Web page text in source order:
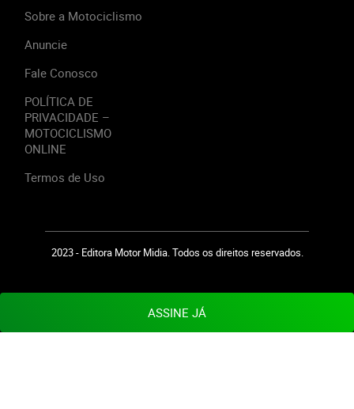
Sobre a Motociclismo
Anuncie
Fale Conosco
POLÍTICA DE
PRIVACIDADE –
MOTOCICLISMO
ONLINE
Termos de Uso
2023 - Editora Motor Midia. Todos os direitos reservados.
ASSINE JÁ